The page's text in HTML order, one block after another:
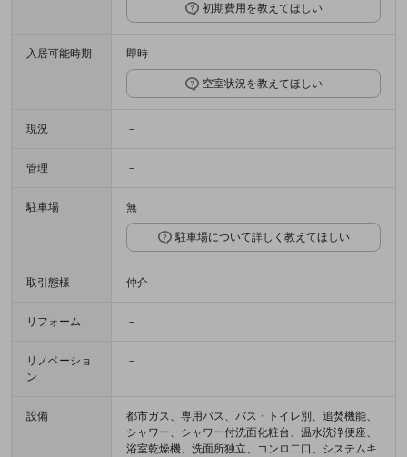
初期費用を教えてほしい
入居可能時期 即時
空室状況を教えてほしい
現況 －
管理 －
駐車場 無
駐車場について詳しく教えてほしい
取引態様 仲介
リフォーム －
リノベーショ
ン
－
設備
都市ガス、専用バス、バス・トイレ別、追焚機能、
シャワー、シャワー付洗面化粧台、温水洗浄便座、
浴室乾燥機、洗面所独立、コンロ二口、システムキ